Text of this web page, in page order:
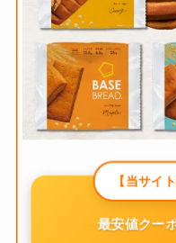
【当サイ
最安値クー